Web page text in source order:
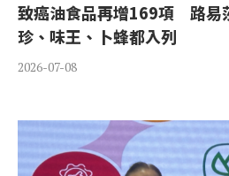
致癌油食品再增169項 路易
珍、味王、卜蜂都入列
2026-07-08